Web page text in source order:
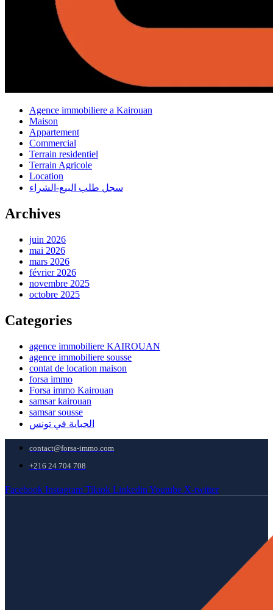
Agence immobiliere a Kairouan
Maison
Appartement
Commercial
Terrain residentiel
Terrain Agricole
Location
سجل طلب البيع-الشراء
Archives
juin 2026
mai 2026
mars 2026
février 2026
novembre 2025
octobre 2025
Categories
agence immobiliere KAIROUAN
agence immobiliere sousse
contat de location maison
forsa immo
Forsa immo Kairouan
samsar kairouan
samsar sousse
الجباية في تونس
contact@forsa-immo.com
+216 24 704 708
Facebook Instagram Tiktok Linkedin Youtube X-twitter